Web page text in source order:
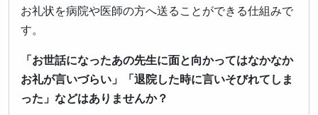
お礼状を病院や医師の方へ送ることができる仕組みで
す。
「お世話になったあの先生に面と向かってはなかなか
お礼が言いづらい」「退院した時に言いそびれてしま
った」などはありませんか？